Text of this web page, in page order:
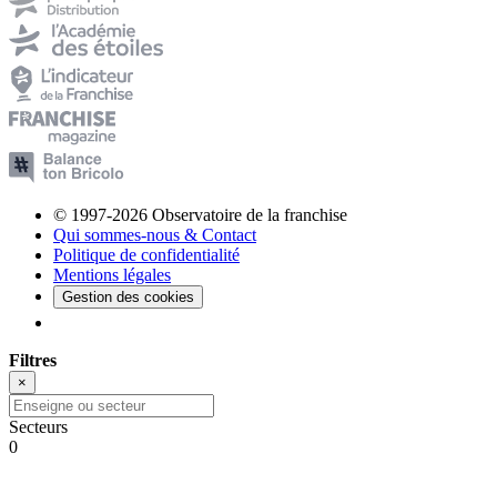
© 1997-2026 Observatoire de la franchise
Qui sommes-nous & Contact
Politique de confidentialité
Mentions légales
Gestion des cookies
Filtres
×
Secteurs
0